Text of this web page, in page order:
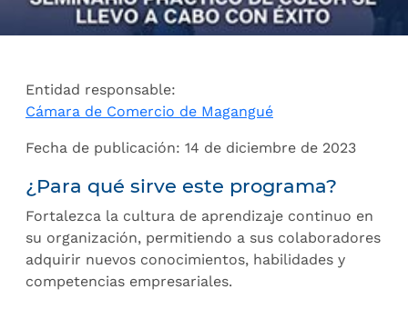
Entidad responsable:
Cámara de Comercio de Magangué
Fecha de publicación: 14 de diciembre de 2023
¿Para qué sirve este programa?
Fortalezca la cultura de aprendizaje continuo en
su organización, permitiendo a sus colaboradores
adquirir nuevos conocimientos, habilidades y
competencias empresariales.